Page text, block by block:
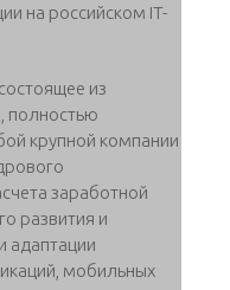
на российском IT-
из
полностью
крупной компании
заработной
развития и
адаптации
мобильных